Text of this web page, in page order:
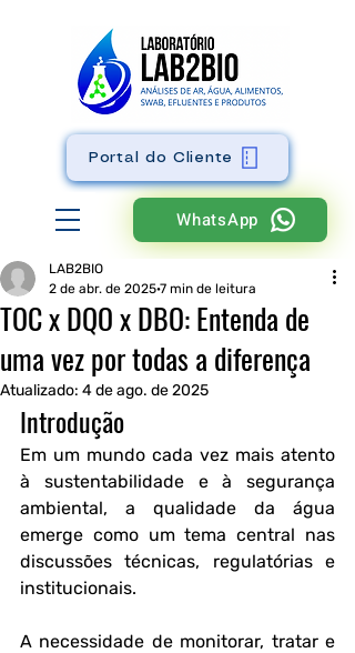
WhatsApp
Portal do Cliente
TOC x DQO x DBO: Entenda de
uma vez por todas a diferença
LAB2BIO
2 de abr. de 2025 7 min de leitura
Atualizado: 4 de ago. de 2025
Introdução
Em um mundo cada vez mais atento
à sustentabilidade e à segurança
ambiental, a qualidade da água
emerge como um tema central nas
discussões técnicas, regulatórias e
institucionais.
A necessidade de monitorar, tratar e